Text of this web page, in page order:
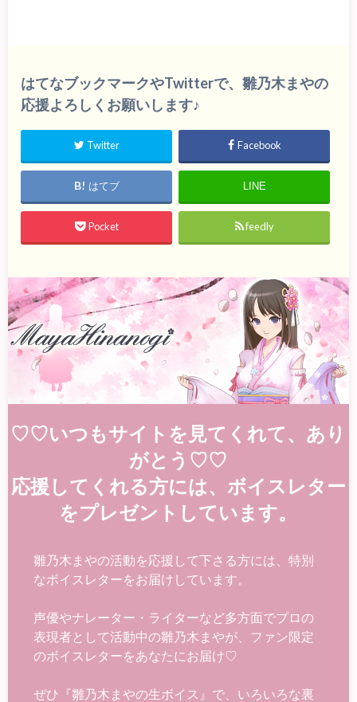
はてなブックマークやTwitterで、雛乃木まやの
応援よろしくお願いします♪
Twitter Facebook
はてブ LINE
Pocket feedly
♡♡いつもサイトを見てくれて、あり
がとう♡♡
応援してくれる方には、ボイスレター
をプレゼントしています。
雛乃木まやの活動を応援して下さる方には、特別
なボイスレターをお届けしています。
声優やナレーター・ライターなど多方面でプロの
表現者として活動中の雛乃木まやが、ファン限定
のボイスレターをあなたにお届け♡
ぜひ『雛乃木まやの生ボイス』で、いろいろな裏